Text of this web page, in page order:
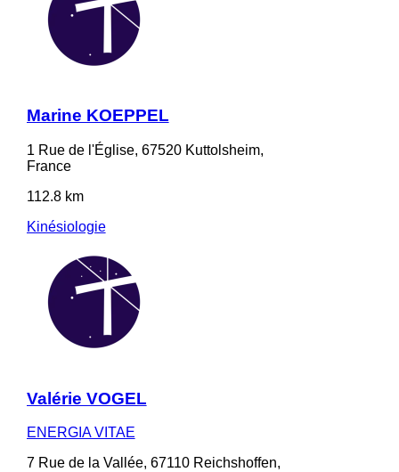
Marine KOEPPEL
1 Rue de l'Église, 67520 Kuttolsheim,
France
112.8 km
Kinésiologie
Valérie VOGEL
ENERGIA VITAE
7 Rue de la Vallée, 67110 Reichshoffen,